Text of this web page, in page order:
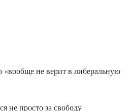
«вообще не верит в либеральную
не просто за свободу